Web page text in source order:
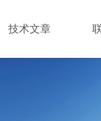
技术文章